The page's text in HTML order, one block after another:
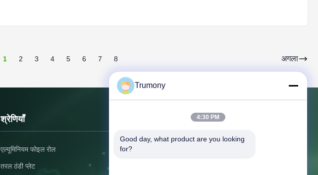
1 2 3 4 5 6 7 8 अगला
श्रेणियाँ
एल्यूमिनियम फोइल रोल
तरल ठंडी प्लेट
हमसे संपर्क करें
Trumony
4:30 PM
Good day, what product are you looking
for?